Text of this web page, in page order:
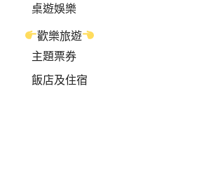
桌遊娛樂
歡樂旅遊
主題票券
飯店及住宿